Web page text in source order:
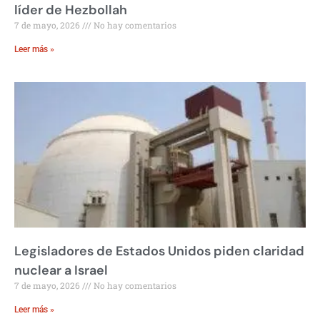
líder de Hezbollah
7 de mayo, 2026 No hay comentarios
Leer más »
Legisladores de Estados Unidos piden claridad
nuclear a Israel
7 de mayo, 2026 No hay comentarios
Leer más »